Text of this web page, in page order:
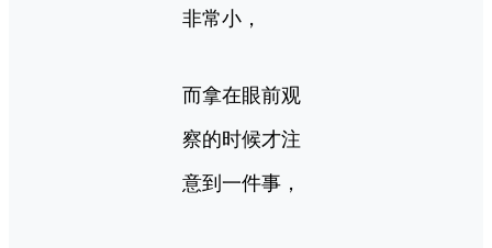
非常小，
而拿在眼前观
察的时候才注
意到一件事，